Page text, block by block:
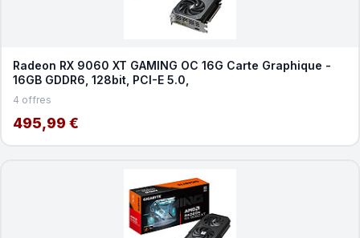
Radeon RX 9060 XT GAMING OC 16G Carte Graphique -
16GB GDDR6, 128bit, PCI-E 5.0,
4 offres
495,99 €